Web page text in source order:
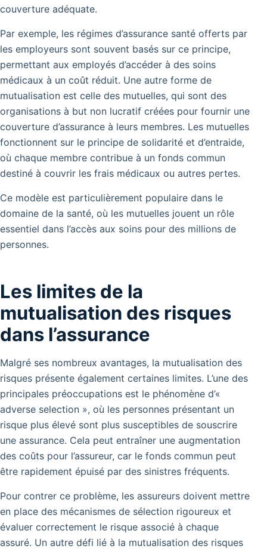
couverture adéquate.
Par exemple, les régimes d’assurance santé offerts par
les employeurs sont souvent basés sur ce principe,
permettant aux employés d’accéder à des soins
médicaux à un coût réduit. Une autre forme de
mutualisation est celle des mutuelles, qui sont des
organisations à but non lucratif créées pour fournir une
couverture d’assurance à leurs membres. Les mutuelles
fonctionnent sur le principe de solidarité et d’entraide,
où chaque membre contribue à un fonds commun
destiné à couvrir les frais médicaux ou autres pertes.
Ce modèle est particulièrement populaire dans le
domaine de la santé, où les mutuelles jouent un rôle
essentiel dans l’accès aux soins pour des millions de
personnes.
Les limites de la
mutualisation des risques
dans l’assurance
Malgré ses nombreux avantages, la mutualisation des
risques présente également certaines limites. L’une des
principales préoccupations est le phénomène d’«
adverse selection », où les personnes présentant un
risque plus élevé sont plus susceptibles de souscrire
une assurance. Cela peut entraîner une augmentation
des coûts pour l’assureur, car le fonds commun peut
être rapidement épuisé par des sinistres fréquents.
Pour contrer ce problème, les assureurs doivent mettre
en place des mécanismes de sélection rigoureux et
évaluer correctement le risque associé à chaque
assuré. Un autre défi lié à la mutualisation des risques